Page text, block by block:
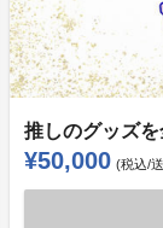
推しのグッズを
¥50,000 (税込/